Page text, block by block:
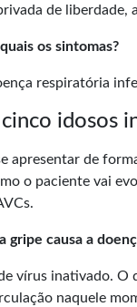
de liberdade,
os sintomas?
respiratória
cinco idosos
apresentar de
o paciente vai
gripe causa a
vírus inativado.
naquele